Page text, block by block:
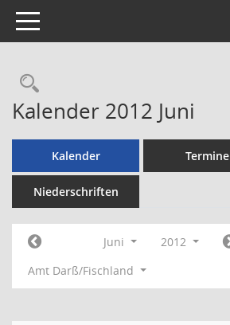
Toggle navigation
Rechercheauswahl
Kalender 2012 Juni
Kalender Termine
Niederschriften
Juni 2012
Amt Darß/Fischland